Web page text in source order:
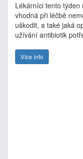
Lékárníci tento
vhodná při léčbě
uškodit, a také jaká
užívání antibiotik
Více info